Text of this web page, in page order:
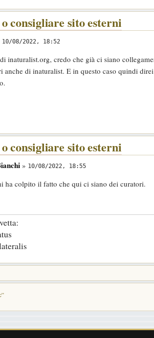
consigliare sito esterni
10/08/2022, 18:52
inaturalist.org, credo che già ci siano
anche di inaturalist. E in questo caso quindi
consigliare sito esterni
» 10/08/2022, 18:55
ha colpito il fatto che qui ci siano dei curatori.